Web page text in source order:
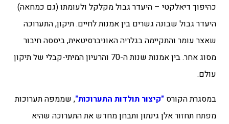
כהיפוך דיאלקטי – היעדר גבול מקלקל ולעומתו (גם כמחאה)
היעדר גבול שבונה גשרים בין אמנות לחיים. תיקון, התערוכה
שאצר עומר והתקיימה בגלריה האוניברסיטאית, ביססה חיבור
מסוג אחר. בין אמנות שנות ה-70 והרעיון המיתי-קבלי של תיקון
עולם.
במסגרת הקורס "קיצור תולדות התערוכות", שממפה תערוכות
מפתח תחזור אלן גינתון ותבחן מחדש את התערוכה שהיא